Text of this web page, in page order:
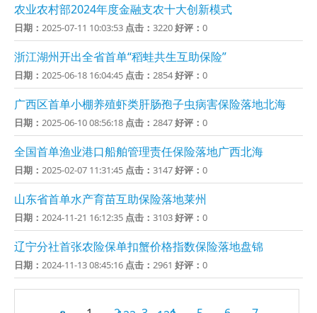
农业农村部2024年度金融支农十大创新模式
日期： 2025-07-11 10:03:53 点击： 3220好评： 0
浙江湖州开出全省首单“稻蛙共生互助保险”
日期： 2025-06-18 16:04:45 点击： 2854好评： 0
广西区首单小棚养殖虾类肝肠孢子虫病害保险落地北海
日期： 2025-06-10 08:56:18 点击： 2847好评： 0
全国首单渔业港口船舶管理责任保险落地广西北海
日期： 2025-02-07 11:31:45 点击： 3147好评： 0
山东省首单水产育苗互助保险落地莱州
日期： 2024-11-21 16:12:35 点击： 3103好评： 0
辽宁分社首张农险保单扣蟹价格指数保险落地盘锦
日期： 2024-11-13 08:45:16 点击： 2961 好评： 0